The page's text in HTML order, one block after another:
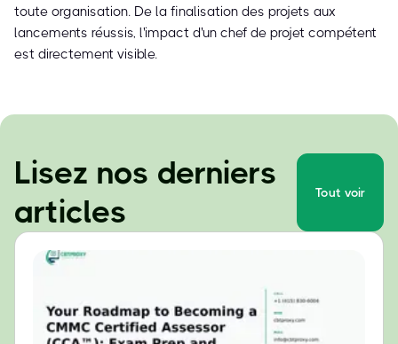
toute organisation. De la finalisation des projets aux
lancements réussis, l'impact d'un chef de projet compétent
est directement visible.
Lisez nos derniers
articles
Tout voir